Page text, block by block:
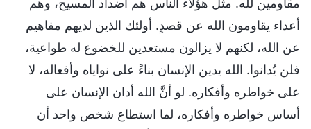
أعداء يقاومون الله عن قصدٍ. أولئك الذين لديهم مفاهيم
عن الله، لكنهم لا يزالون مستعدين للخضوع له طواعية،
فلن يُدانوا. الله يدين الإنسان بناءً على نواياه وأفعاله، لا
على خواطره وأفكاره. لو أنَّ الله أدان الإنسان على
أساس خواطره وأفكاره، لما استطاع شخص واحد أن